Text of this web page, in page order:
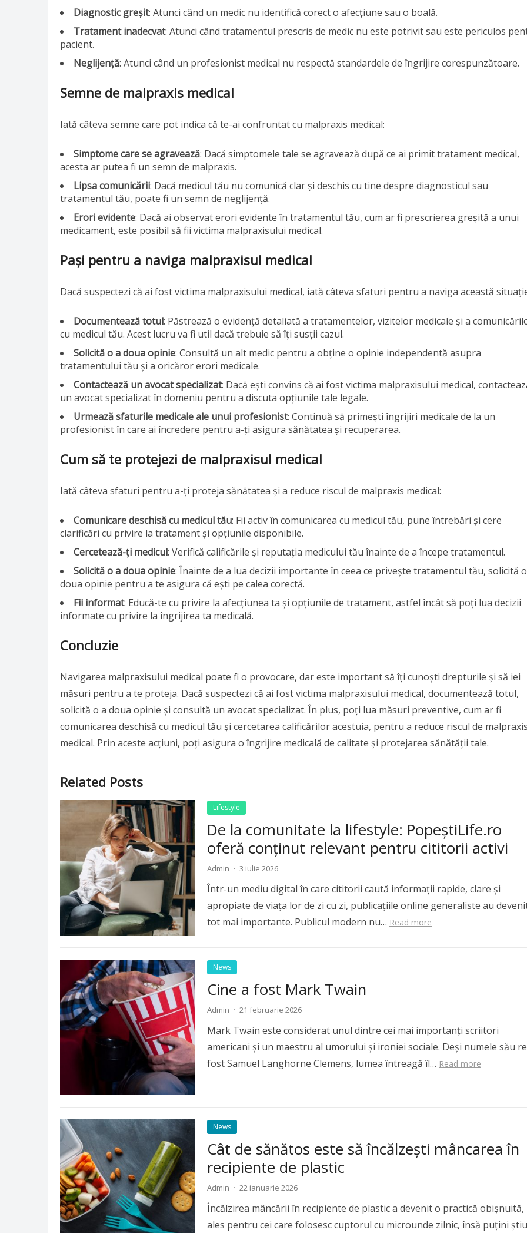
Diagnostic greșit: Atunci când un medic nu identifică corect o afecțiune sau o boală.
Tratament inadecvat: Atunci când tratamentul prescris de medic nu este potrivit sau este periculos
pacient.
Neglijență: Atunci când un profesionist medical nu respectă standardele de îngrijire corespunzătoare.
Semne de malpraxis medical
Iată câteva semne care pot indica că te-ai confruntat cu malpraxis medical:
Simptome care se agravează: Dacă simptomele tale se agravează după ce ai primit tratament medical,
acesta ar putea fi un semn de malpraxis.
Lipsa comunicării: Dacă medicul tău nu comunică clar și deschis cu tine despre diagnosticul sau
tratamentul tău, poate fi un semn de neglijență.
Erori evidente: Dacă ai observat erori evidente în tratamentul tău, cum ar fi prescrierea greșită a unui
medicament, este posibil să fii victima malpraxisului medical.
Pași pentru a naviga malpraxisul medical
Dacă suspectezi că ai fost victima malpraxisului medical, iată câteva sfaturi pentru a naviga această
Documentează totul: Păstrează o evidență detaliată a tratamentelor, vizitelor medicale și a
cu medicul tău. Acest lucru va fi util dacă trebuie să îți susții cazul.
Solicită o a doua opinie: Consultă un alt medic pentru a obține o opinie independentă asupra
tratamentului tău și a oricăror erori medicale.
Contactează un avocat specializat: Dacă ești convins că ai fost victima malpraxisului medical,
un avocat specializat în domeniu pentru a discuta opțiunile tale legale.
Urmează sfaturile medicale ale unui profesionist: Continuă să primești îngrijiri medicale de la un
profesionist în care ai încredere pentru a-ți asigura sănătatea și recuperarea.
Cum să te protejezi de malpraxisul medical
Iată câteva sfaturi pentru a-ți proteja sănătatea și a reduce riscul de malpraxis medical:
Comunicare deschisă cu medicul tău: Fii activ în comunicarea cu medicul tău, pune întrebări și cere
clarificări cu privire la tratament și opțiunile disponibile.
Cercetează-ți medicul: Verifică calificările și reputația medicului tău înainte de a începe tratamentul.
Solicită o a doua opinie: Înainte de a lua decizii importante în ceea ce privește tratamentul tău, solicită
doua opinie pentru a te asigura că ești pe calea corectă.
Fii informat: Educă-te cu privire la afecțiunea ta și opțiunile de tratament, astfel încât să poți lua decizii
informate cu privire la îngrijirea ta medicală.
Concluzie
Navigarea malpraxisului medical poate fi o provocare, dar este important să îți cunoști drepturile și să iei
măsuri pentru a te proteja. Dacă suspectezi că ai fost victima malpraxisului medical, documentează totul,
solicită o a doua opinie și consultă un avocat specializat. În plus, poți lua măsuri preventive, cum ar fi
comunicarea deschisă cu medicul tău și cercetarea calificărilor acestuia, pentru a reduce riscul de
medical. Prin aceste acțiuni, poți asigura o îngrijire medicală de calitate și protejarea sănătății tale.
Related Posts
Lifestyle
De la comunitate la lifestyle: PopeștiLife.ro
oferă conținut relevant pentru cititorii activi
Admin · 3 iulie 2026
Într-un mediu digital în care cititorii caută informații rapide, clare și
apropiate de viața lor de zi cu zi, publicațiile online generaliste au
tot mai importante. Publicul modern nu… Read more
News
Cine a fost Mark Twain
Admin · 21 februarie 2026
Mark Twain este considerat unul dintre cei mai importanți scriitori
americani și un maestru al umorului și ironiei sociale. Deși numele său
fost Samuel Langhorne Clemens, lumea întreagă îl… Read more
News
Cât de sănătos este să încălzeşti mâncarea în
recipiente de plastic
Admin · 22 ianuarie 2026
Încălzirea mâncării în recipiente de plastic a devenit o practică obişnuită,
ales pentru cei care folosesc cuptorul cu microunde zilnic, însă puţini ştiu